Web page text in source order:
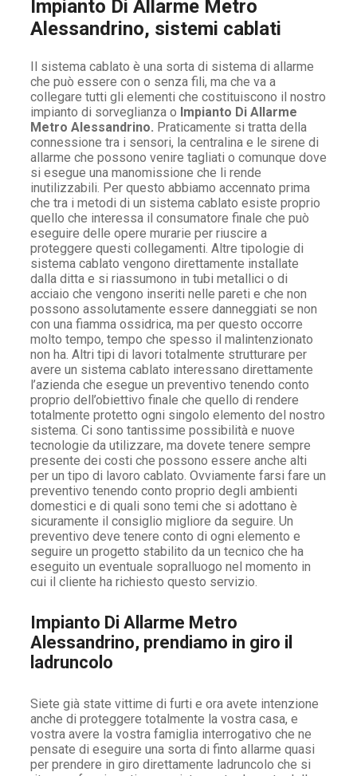
Impianto Di Allarme Metro
Alessandrino, sistemi cablati
Il sistema cablato è una sorta di sistema di allarme
che può essere con o senza fili, ma che va a
collegare tutti gli elementi che costituiscono il nostro
impianto di sorveglianza o Impianto Di Allarme
Metro Alessandrino. Praticamente si tratta della
connessione tra i sensori, la centralina e le sirene di
allarme che possono venire tagliati o comunque dove
si esegue una manomissione che li rende
inutilizzabili. Per questo abbiamo accennato prima
che tra i metodi di un sistema cablato esiste proprio
quello che interessa il consumatore finale che può
eseguire delle opere murarie per riuscire a
proteggere questi collegamenti. Altre tipologie di
sistema cablato vengono direttamente installate
dalla ditta e si riassumono in tubi metallici o di
acciaio che vengono inseriti nelle pareti e che non
possono assolutamente essere danneggiati se non
con una fiamma ossidrica, ma per questo occorre
molto tempo, tempo che spesso il malintenzionato
non ha. Altri tipi di lavori totalmente strutturare per
avere un sistema cablato interessano direttamente
l’azienda che esegue un preventivo tenendo conto
proprio dell’obiettivo finale che quello di rendere
totalmente protetto ogni singolo elemento del nostro
sistema. Ci sono tantissime possibilità e nuove
tecnologie da utilizzare, ma dovete tenere sempre
presente dei costi che possono essere anche alti
per un tipo di lavoro cablato. Ovviamente farsi fare un
preventivo tenendo conto proprio degli ambienti
domestici e di quali sono temi che si adottano è
sicuramente il consiglio migliore da seguire. Un
preventivo deve tenere conto di ogni elemento e
seguire un progetto stabilito da un tecnico che ha
eseguito un eventuale sopralluogo nel momento in
cui il cliente ha richiesto questo servizio.
Impianto Di Allarme Metro
Alessandrino, prendiamo in giro il
ladruncolo
Siete già state vittime di furti e ora avete intenzione
anche di proteggere totalmente la vostra casa, e
vostra avere la vostra famiglia interrogativo che ne
pensate di eseguire una sorta di finto allarme quasi
per prendere in giro direttamente ladruncolo che si